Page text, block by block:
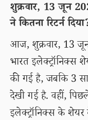
शुक्रवार, 13 जून
ने कितना रिटर्न
आज, शुक्रवार, 13
भारत इलेक्ट्रॉनिक्स
की गई है, जबकि 3
देखी गई है. वहीं,
इलेक्ट्रॉनिक्स के